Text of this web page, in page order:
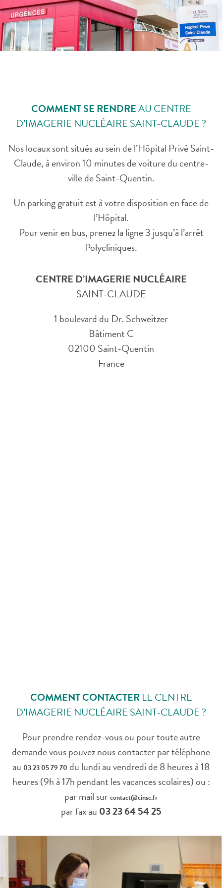
PRENDRE RENDEZ-VOUS
POUR MON EXAMEN
COMMENT SE RENDREAU CENTRE
D’IMAGERIE NUCLÉAIRE SAINT-CLAUDE ?
Nos locaux sont situés au sein de l’Hôpital Privé Saint-
Claude, à environ 10 minutes de voiture du centre-
ville de Saint-Quentin.
Un parking gratuit est à votre disposition en face de
l’Hôpital.
Pour venir en bus, prenez la ligne 3 jusqu’à l’arrêt
Polycliniques.
CENTRE D’IMAGERIE NUCLÉAIRE
SAINT-CLAUDE
1 boulevard du Dr. Schweitzer
Bâtiment C
02100 Saint-Quentin
France
COMMENT CONTACTERLE CENTRE
D’IMAGERIE NUCLÉAIRE SAINT-CLAUDE ?
Pour prendre rendez-vous ou pour toute autre
demande vous pouvez nous contacter par téléphone
au 03 23 05 79 70 du lundi au vendredi de 8 heures à 18
heures (9h à 17h pendant les vacances scolaires) ou :
par mail surcontact@cinsc.fr
par fax au 03 23 64 54 25